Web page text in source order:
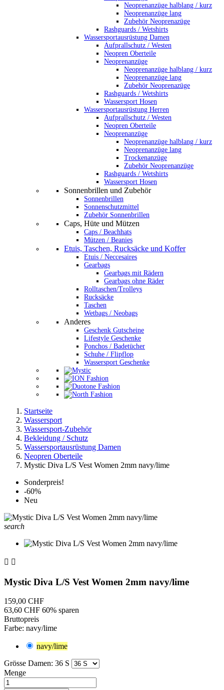
Neoprenanzüge halblang / kurz
Neoprenanzüge lang
Zubehör Neoprenazüge
Rashguards / Wetshirts
Wassersportausrüstung Damen
Aufprallschutz / Westen
Neopren Oberteile
Neoprenanzüge
Neoprenanzüge halblang / kurz
Neoprenanzüge lang
Zubehör Neoprenazüge
Rashguards / Wetshirts
Wassersport Hosen
Wassersportausrüstung Herren
Aufprallschutz / Westen
Neopren Oberteile
Neoprenanzüge
Neoprenanzüge halblang / kurz
Neoprenanzüge lang
Trockenanzüge
Zubehör Neoprenanzüge
Rashguards / Wetshirts
Wassersport Hosen
Sonnenbrillen und Zubehör
Sonnenbrillen
Sonnenschutzmittel
Zubehör Sonnenbrillen
Caps, Hüte und Mützen
Caps / Beachhats
Mützen / Beanies
Etuis, Taschen, Rucksäcke und Koffer
Etuis / Neccesaires
Gearbags
Gearbags mit Rädern
Gearbags ohne Räder
Rolltaschen/Trolleys
Rucksäcke
Taschen
Wetbags / Neobags
Anderes
Geschenk Gutscheine
Lifestyle Geschenke
Ponchos / Badetücher
Schuhe / Flipflop
Wassersport Geschenke
Startseite
Wassersport
Wassersport-Zubehör
Bekleidung / Schutz
Wassersportausrüstung Damen
Neopren Oberteile
Mystic Diva L/S Vest Women 2mm navy/lime
Sonderpreis!
-60%
Neu
search
 
Mystic Diva L/S Vest Women 2mm navy/lime
159,00 CHF
63,60 CHF 60% sparen
Bruttopreis
Farbe: navy/lime
navy/lime
Grösse Damen: 36 S
Menge